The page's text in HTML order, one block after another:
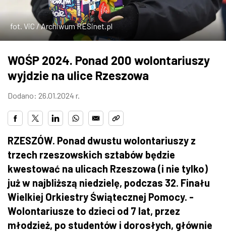
ZDJĘCIA
W RZESZOWIE
fot. ViC / Archiwum RESinet.pl
WOŚP 2024. Ponad 200 wolontariuszy
wyjdzie na ulice Rzeszowa
Dodano: 26.01.2024 r.
RZESZÓW. Ponad dwustu wolontariuszy z
trzech rzeszowskich sztabów będzie
kwestować na ulicach Rzeszowa (i nie tylko)
już w najbliższą niedzielę, podczas 32. Finału
Wielkiej Orkiestry Świątecznej Pomocy. -
Wolontariusze to dzieci od 7 lat, przez
młodzież, po studentów i dorosłych, głównie